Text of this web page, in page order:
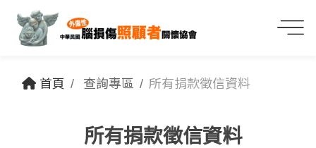
首頁 查詢專區 所有捐款徵信資料
所有捐款徵信資料